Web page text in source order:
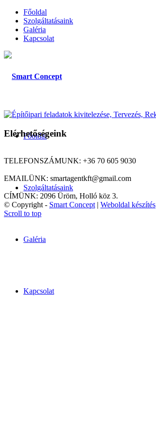
Főoldal
Szolgáltatásaink
Galéria
Kapcsolat
Főoldal
Szolgáltatásaink
Galéria
Kapcsolat
Elérhetőségeink
TELEFONSZÁMUNK: +36 70 605 9030
EMAILÜNK: smartagentkft@gmail.com
CÍMÜNK: 2096 Üröm, Holló köz 3.
© Copyright - Smart Concept| Weboldal készítés
Scroll to top